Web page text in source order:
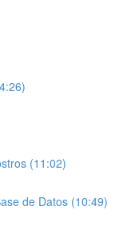
(11:02)
de Datos (10:49)